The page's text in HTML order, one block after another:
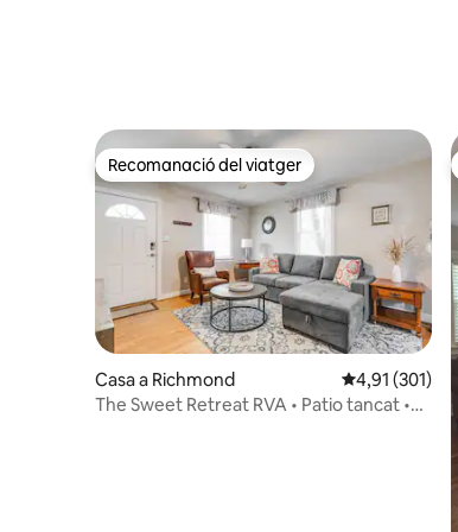
Recomanació del viatger
Recomanació del viatger
Casa a Richmond 4,91 de
4,91 (301)
The Sweet Retreat RVA • Patio tancat •